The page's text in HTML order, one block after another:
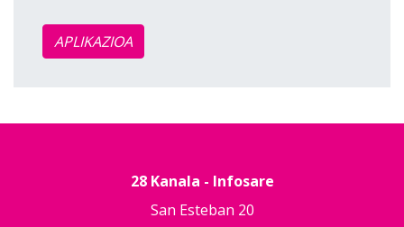
APLIKAZIOA
28 Kanala - Infosare
San Esteban 20